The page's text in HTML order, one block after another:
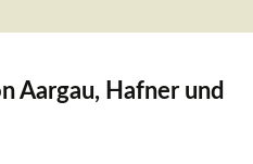
Aargau, Hafner und